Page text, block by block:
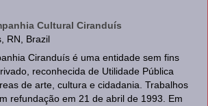
Cultural Ciranduís
RN, Brazil
Ciranduís é uma entidade sem fins
reconhecida de Utilidade Pública
de arte, cultura e cidadania. Trabalhos
refundação em 21 de abril de 1993. Em